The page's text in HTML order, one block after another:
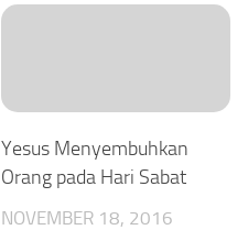
Yesus Menyembuhkan
Orang pada Hari Sabat
NOVEMBER 18, 2016